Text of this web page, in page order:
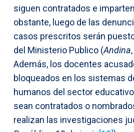
siguen contratados e
obstante, luego de las
casos prescritos serán
del Ministerio Publico (Andina
Además, los docentes
bloqueados en los sistemas
humanos del sector
sean contratados o
realizan las investigaciones